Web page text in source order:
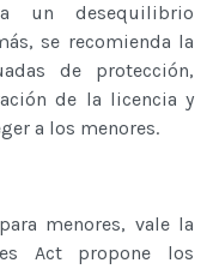
un desequilibrio
se recomienda la
de protección,
de la licencia y
a los menores.
menores, vale la
Act propone los